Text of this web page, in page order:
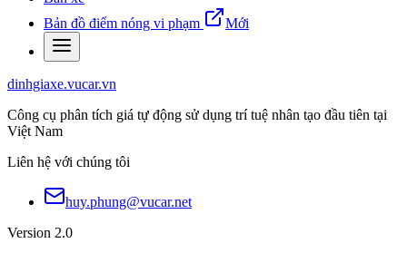
Bản đồ điểm nóng vi phạm
Mới
dinhgiaxe.vucar.vn
Công cụ phân tích giá tự động sử dụng trí tuệ nhân tạo đầu tiên tại
Việt Nam
Liên hệ với chúng tôi
huy.phung@vucar.net
Version 2.0